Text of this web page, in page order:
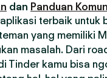
dan Panduan
terbaik untuk
yang memiliki
masalah. Dari
Tinder kamu bisa